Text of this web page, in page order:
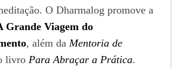
O Dharmalog promove a
Grande Viagem do
, além da Mentoria de
livro Para Abraçar a Prática.